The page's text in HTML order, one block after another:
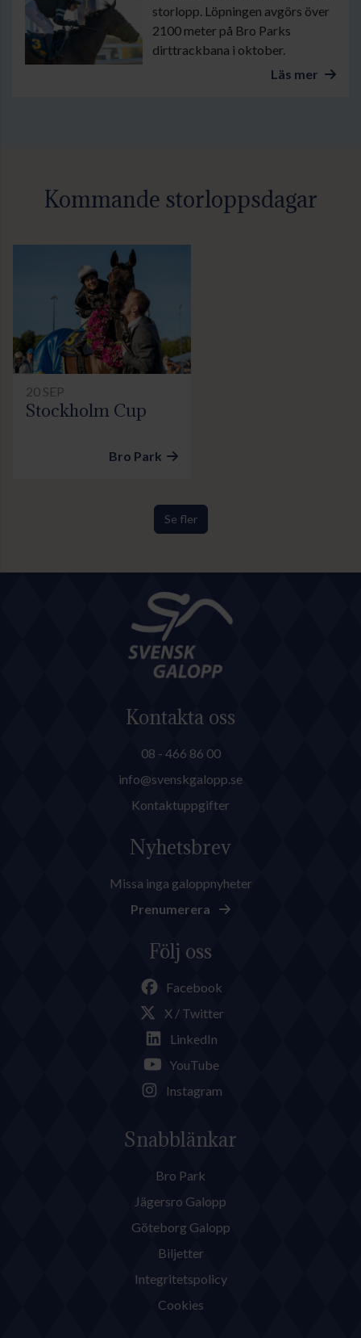
storlopp. Löpningen avgörs över
2100 meter på Bro Parks
dirttrackbana i oktober.
Läs mer
Kommande storloppsdagar
20 SEP
Stockholm Cup
Bro Park
Se fler
Kontakta oss
08 - 466 86 00
info@svenskgalopp.se
Kontaktuppgifter
Nyhetsbrev
Missa inga galoppnyheter
Prenumerera
Följ oss
Facebook
X / Twitter
LinkedIn
YouTube
Instagram
Snabblänkar
Bro Park
Jägersro Galopp
Göteborg Galopp
Biljetter
Integritetspolicy
Cookies